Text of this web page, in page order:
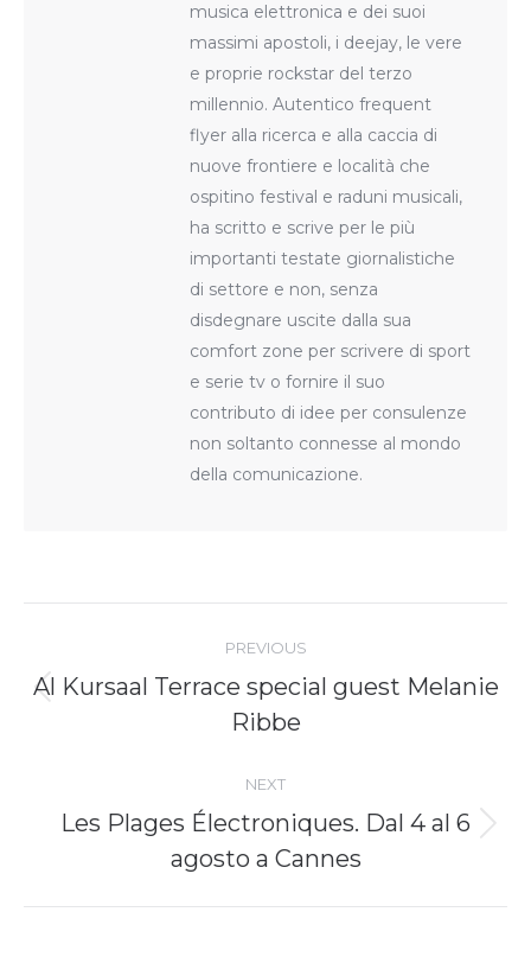
musica elettronica e dei suoi
massimi apostoli, i deejay, le vere
e proprie rockstar del terzo
millennio. Autentico frequent
flyer alla ricerca e alla caccia di
nuove frontiere e località che
ospitino festival e raduni musicali,
ha scritto e scrive per le più
importanti testate giornalistiche
di settore e non, senza
disdegnare uscite dalla sua
comfort zone per scrivere di sport
e serie tv o fornire il suo
contributo di idee per consulenze
non soltanto connesse al mondo
della comunicazione.
PREVIOUS
Previous
post:
Al Kursaal Terrace special guest Melanie
Ribbe
NEXT
Next
post:
Les Plages Électroniques. Dal 4 al 6
agosto a Cannes